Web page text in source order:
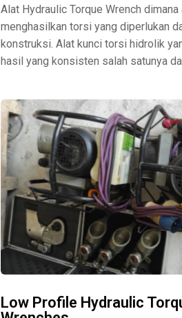
Alat Hydraulic Torque Wrench
menghasilkan torsi yang diperlukan
konstruksi. Alat kunci torsi hidrolik
hasil yang konsisten salah satunya
Low Profile Hydraulic